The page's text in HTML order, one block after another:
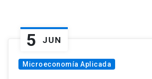
5 JUN
Microeconomía Aplicada